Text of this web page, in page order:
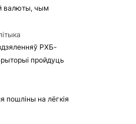
валюты, чым
РХБ-
пройдуць
пошліны на лёгкія